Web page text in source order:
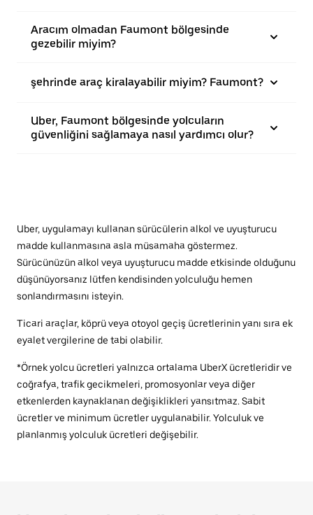
Aracım olmadan Faumont bölgesinde
gezebilir miyim?
şehrinde araç kiralayabilir miyim? Faumont?
Uber, Faumont bölgesinde yolcuların
güvenliğini sağlamaya nasıl yardımcı olur?
Uber, uygulamayı kullanan sürücülerin alkol ve uyuşturucu
madde kullanmasına asla müsamaha göstermez.
Sürücünüzün alkol veya uyuşturucu madde etkisinde olduğunu
düşünüyorsanız lütfen kendisinden yolculuğu hemen
sonlandırmasını isteyin.
Ticari araçlar, köprü veya otoyol geçiş ücretlerinin yanı sıra ek
eyalet vergilerine de tabi olabilir.
*Örnek yolcu ücretleri yalnızca ortalama UberX ücretleridir ve
coğrafya, trafik gecikmeleri, promosyonlar veya diğer
etkenlerden kaynaklanan değişiklikleri yansıtmaz. Sabit
ücretler ve minimum ücretler uygulanabilir. Yolculuk ve
planlanmış yolculuk ücretleri değişebilir.